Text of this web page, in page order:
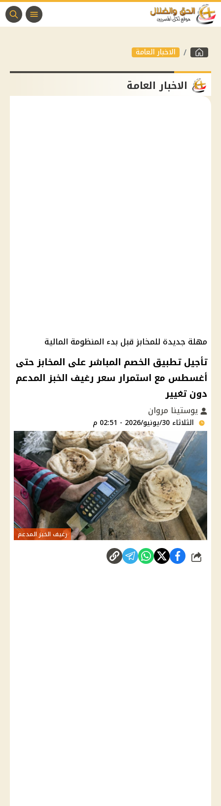
الاخبار العامة
الاخبار العامة
مهلة جديدة للمخابز قبل بدء المنظومة المالية
تأجيل تطبيق الخصم المباشر على المخابز حتى
أغسطس مع استمرار سعر رغيف الخبز المدعم
دون تغيير
يوستينا مروان
الثلاثاء 30/يونيو/2026 - 02:51 م
رغيف الخبز المدعم
شارك